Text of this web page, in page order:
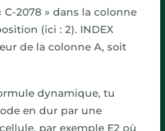
C-2078 » dans la colonne
(ici : 2). INDEX
de la colonne A, soit
dynamique, tu
en dur par une
par exemple E2 où